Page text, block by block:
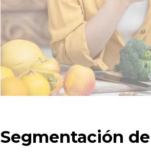
Segmentación